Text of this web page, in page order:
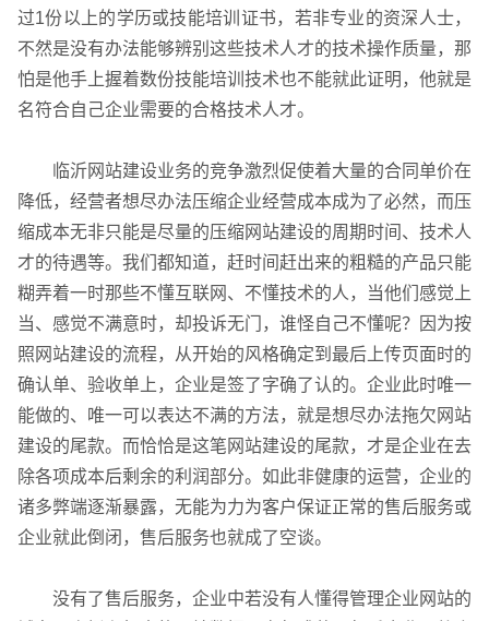
过1份以上的学历或技能培训证书，若非专业的资深人士，
不然是没有办法能够辨别这些技术人才的技术操作质量，那
怕是他手上握着数份技能培训技术也不能就此证明，他就是
名符合自己企业需要的合格技术人才。
临沂网站建设业务的竞争激烈促使着大量的合同单价在
降低，经营者想尽办法压缩企业经营成本成为了必然，而压
缩成本无非只能是尽量的压缩网站建设的周期时间、技术人
才的待遇等。我们都知道，赶时间赶出来的粗糙的产品只能
糊弄着一时那些不懂互联网、不懂技术的人，当他们感觉上
当、感觉不满意时，却投诉无门，谁怪自己不懂呢？因为按
照网站建设的流程，从开始的风格确定到最后上传页面时的
确认单、验收单上，企业是签了字确了认的。企业此时唯一
能做的、唯一可以表达不满的方法，就是想尽办法拖欠网站
建设的尾款。而恰恰是这笔网站建设的尾款，才是企业在去
除各项成本后剩余的利润部分。如此非健康的运营，企业的
诸多弊端逐渐暴露，无能为力为客户保证正常的售后服务或
企业就此倒闭，售后服务也就成了空谈。
没有了售后服务，企业中若没有人懂得管理企业网站的